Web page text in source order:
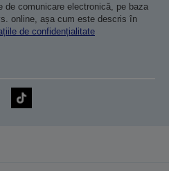
de comunicare electronică, pe baza
online, așa cum este descris în
de confidențialitate